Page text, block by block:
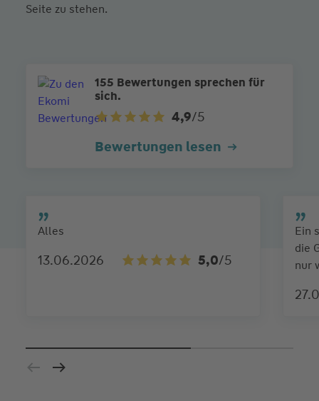
Seite zu stehen.
155 Bewertungen sprechen für
sich.
4,9/5
Bewertungen lesen
Alles
13.06.2026 5,0/5
Ein
die
nur